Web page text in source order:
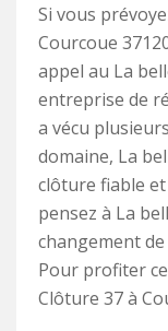
Si vous
Courcoue
appel au La
entreprise de
a vécu
domaine, La
clôture fiable
pensez à La
changement
Pour profiter
Clôture 37 à